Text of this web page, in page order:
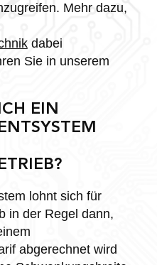
Mehr dazu,
dabei
Sie in unserem
EIN
lohnt sich für
in der Regel dann,
abgerechnet wird